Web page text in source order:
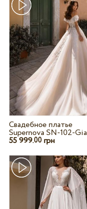
Свадебное платье
Supernova SN-102-Gia
55 999.00грн